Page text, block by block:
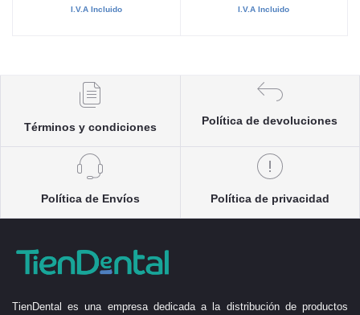
I.V.A Incluido I.V.A Incluido
Términos y condiciones
Política de devoluciones
Política de Envíos Política de privacidad
TienDental es una empresa dedicada a la distribución de productos